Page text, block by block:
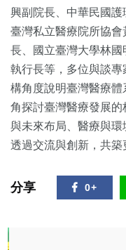
興副院長、中華民國護
臺灣私立醫療院所協
長、國立臺灣大學林
執行長等，多位與談
構角度說明臺灣醫療
角探討臺灣醫療發展
與未來布局、醫療與環
透過交流與創新，共築
分享 0+